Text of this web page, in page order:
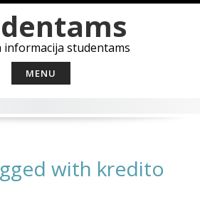
informacija studentams
MENU
with kredito